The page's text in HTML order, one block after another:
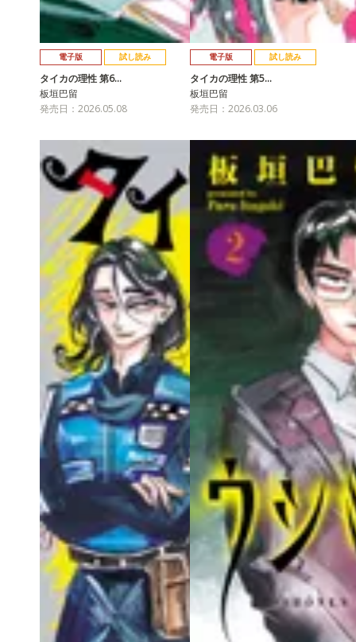
電子版 試し読み
タイカの理性 第6…
板垣巴留
発売日：2026.05.08
電子版 試し読み
タイカの理性 第5…
板垣巴留
発売日：2026.03.06